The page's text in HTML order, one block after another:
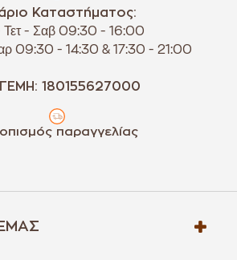
Καταστήματος:
Τετ - Σαβ 09:30 - 16:00
09:30 - 14:30 & 17:30 - 21:00
180155627000
παραγγελίας